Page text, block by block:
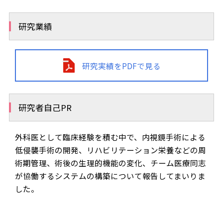
研究業績
研究実績をPDFで見る
研究者自己PR
外科医として臨床経験を積む中で、内視鏡手術による
低侵襲手術の開発、リハビリテーション栄養などの周
術期管理、術後の生理的機能の変化、チーム医療同志
が協働するシステムの構築について報告してまいりま
した。